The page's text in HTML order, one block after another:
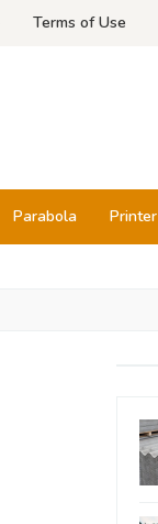
Terms of Use
Parabola Printer